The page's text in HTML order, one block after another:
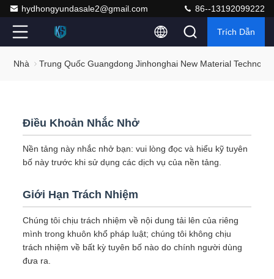
hydhongyundasale2@gmail.com 86--13192099222
Trích Dẫn
Nhà Trung Quốc Guangdong Jinhonghai New Material
Điều Khoản Nhắc Nhở
Nền tảng này nhắc nhở bạn: vui lòng đọc và hiểu kỹ tuyên
bố này trước khi sử dụng các dịch vụ của nền tảng.
Giới Hạn Trách Nhiệm
Chúng tôi chịu trách nhiệm về nội dung tải lên của riêng
mình trong khuôn khổ pháp luật; chúng tôi không chịu
trách nhiệm về bất kỳ tuyên bố nào do chính người dùng
đưa ra.